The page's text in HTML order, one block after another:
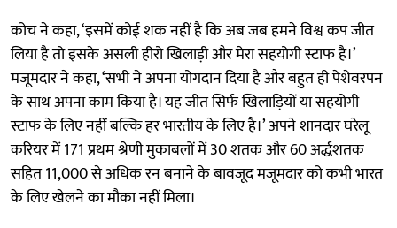
कोच ने कहा, ‘इसमें कोई शक नहीं है कि अब जब हमने विश्व कप जीत
लिया है तो इसके असली हीरो खिलाड़ी और मेरा सहयोगी स्टाफ है।’
मजूमदार ने कहा, ‘सभी ने अपना योगदान दिया है और बहुत ही पेशेवरपन
के साथ अपना काम किया है। यह जीत सिर्फ खिलाड़ियों या सहयोगी
स्टाफ के लिए नहीं बल्कि हर भारतीय के लिए है।’ अपने शानदार घरेलू
करियर में 171 प्रथम श्रेणी मुकाबलों में 30 शतक और 60 अर्द्धशतक
सहित 11,000 से अधिक रन बनाने के बावजूद मजूमदार को कभी भारत
के लिए खेलने का मौका नहीं मिला।